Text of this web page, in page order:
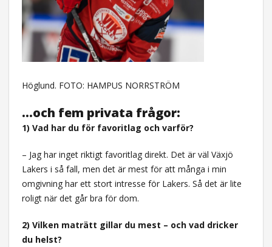
Höglund. FOTO: HAMPUS NORRSTRÖM
…och fem privata frågor:
1) Vad har du för favoritlag och varför?
– Jag har inget riktigt favoritlag direkt. Det är väl Växjö
Lakers i så fall, men det är mest för att många i min
omgivning har ett stort intresse för Lakers. Så det är lite
roligt när det går bra för dom.
2) Vilken maträtt gillar du mest – och vad dricker
du helst?